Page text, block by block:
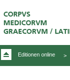
Editionen online >